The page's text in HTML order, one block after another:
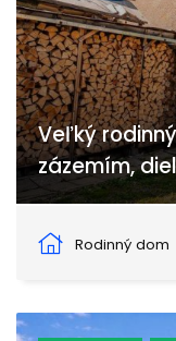
Veľký
zázemím,
Rodinný dom